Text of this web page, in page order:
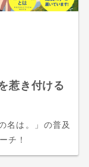
惹き付ける
名は。」の普及
チ！